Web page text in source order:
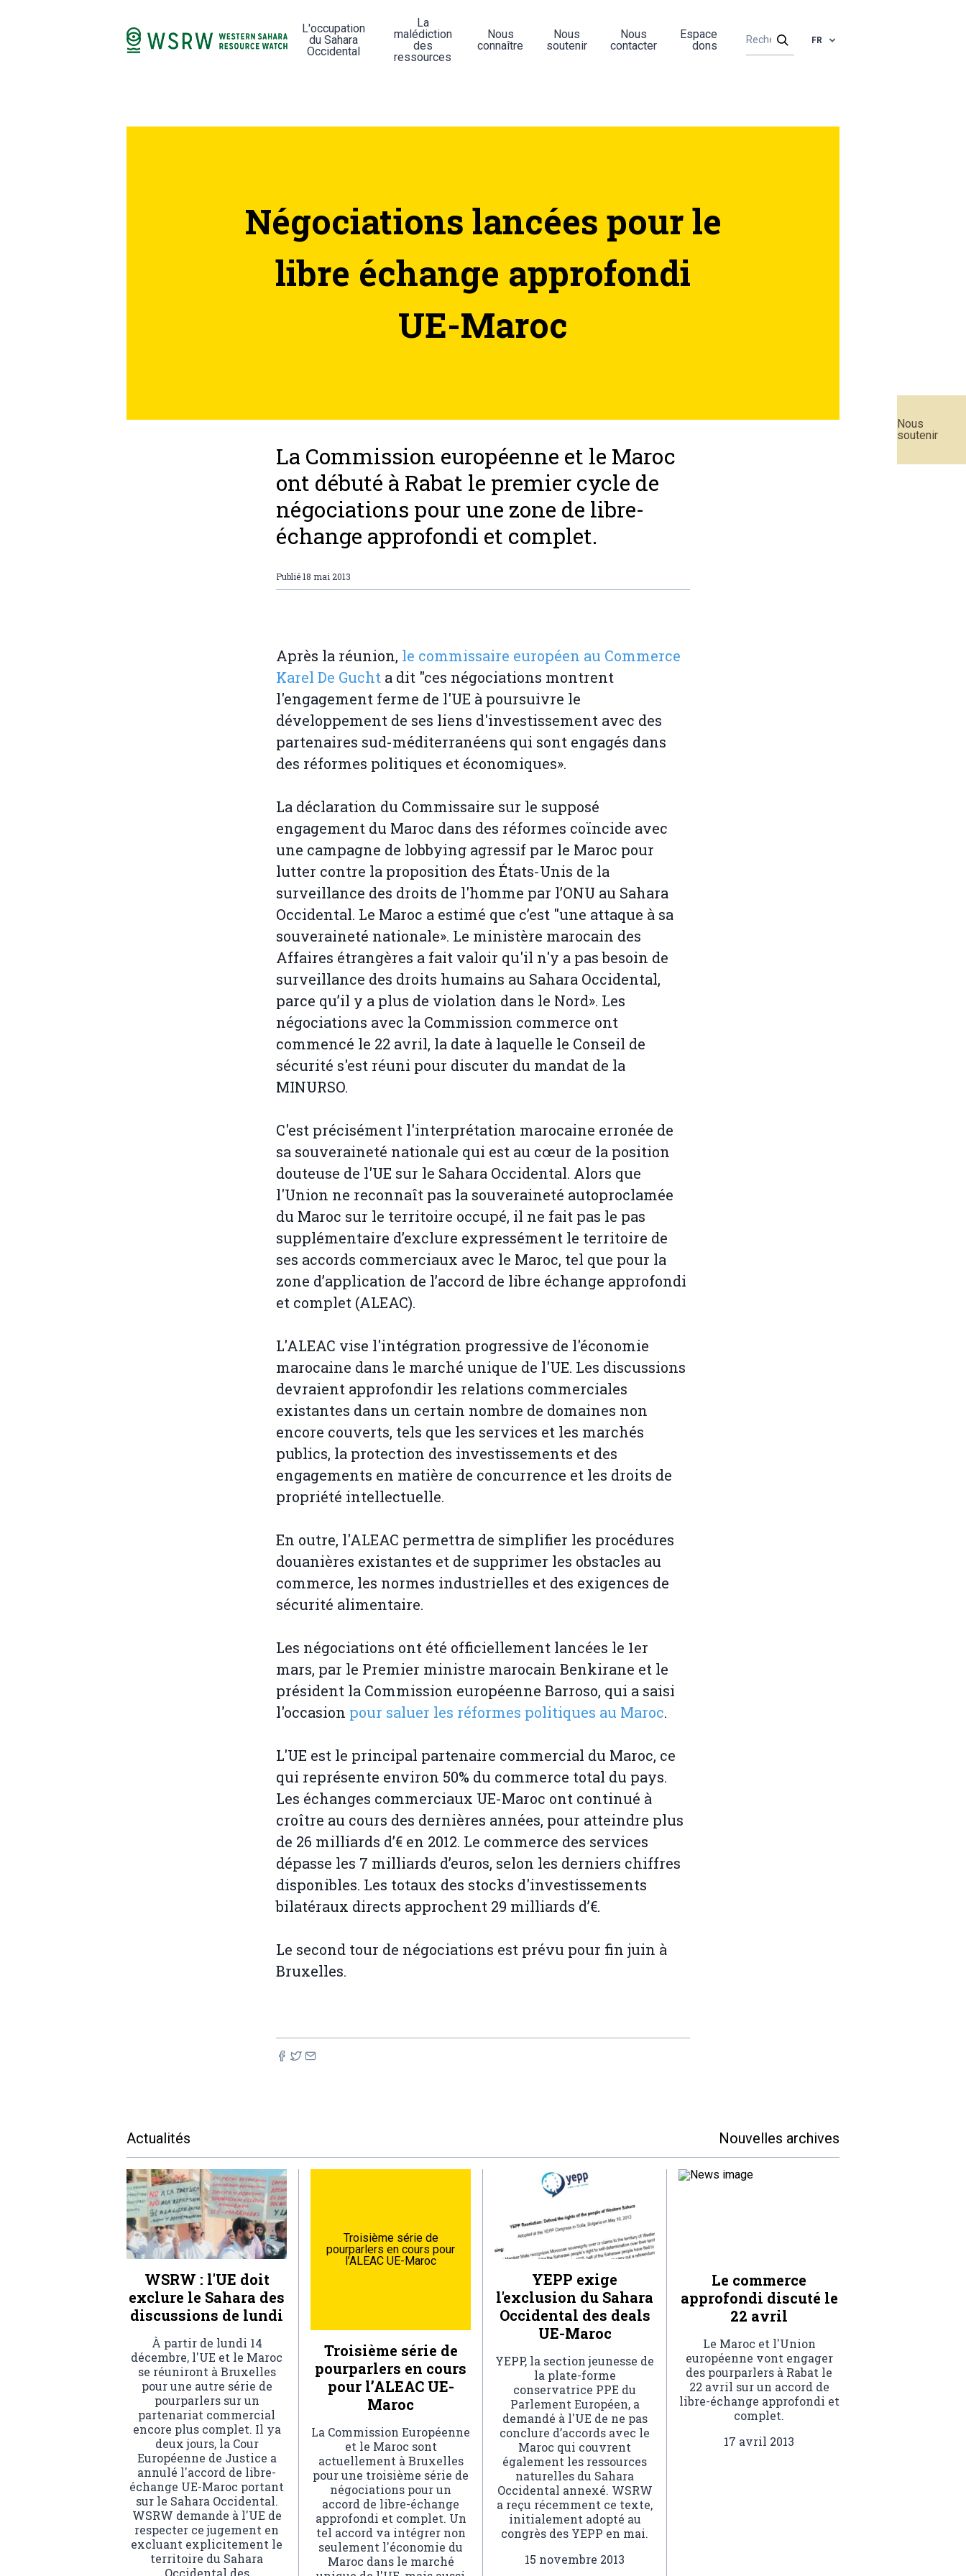
Nous
soutenir
L'occupation
du Sahara
Occidental
La
malédiction
des
ressources
Nous
connaître
Nous
soutenir
Nous
contacter
Espace
dons
FR
Négociations lancées pour le
libre échange approfondi
UE-Maroc
La Commission européenne et le Maroc
ont débuté à Rabat le premier cycle de
négociations pour une zone de libre-
échange approfondi et complet.
Publié18 mai 2013
Après la réunion, le commissaire européen au Commerce
Karel De Gucht a dit "ces négociations montrent
l'engagement ferme de l'UE à poursuivre le
développement de ses liens d'investissement avec des
partenaires sud-méditerranéens qui sont engagés dans
des réformes politiques et économiques».
La déclaration du Commissaire sur le supposé
engagement du Maroc dans des réformes coïncide avec
une campagne de lobbying agressif par le Maroc pour
lutter contre la proposition des États-Unis de la
surveillance des droits de l'homme par l’ONU au Sahara
Occidental. Le Maroc a estimé que c’est "une attaque à sa
souveraineté nationale». Le ministère marocain des
Affaires étrangères a fait valoir qu'il n'y a pas besoin de
surveillance des droits humains au Sahara Occidental,
parce qu’il y a plus de violation dans le Nord». Les
négociations avec la Commission commerce ont
commencé le 22 avril, la date à laquelle le Conseil de
sécurité s'est réuni pour discuter du mandat de la
MINURSO.
C'est précisément l'interprétation marocaine erronée de
sa souveraineté nationale qui est au cœur de la position
douteuse de l'UE sur le Sahara Occidental. Alors que
l'Union ne reconnaît pas la souveraineté autoproclamée
du Maroc sur le territoire occupé, il ne fait pas le pas
supplémentaire d’exclure expressément le territoire de
ses accords commerciaux avec le Maroc, tel que pour la
zone d’application de l’accord de libre échange approfondi
et complet (ALEAC).
L'ALEAC vise l'intégration progressive de l'économie
marocaine dans le marché unique de l'UE. Les discussions
devraient approfondir les relations commerciales
existantes dans un certain nombre de domaines non
encore couverts, tels que les services et les marchés
publics, la protection des investissements et des
engagements en matière de concurrence et les droits de
propriété intellectuelle.
En outre, l'ALEAC permettra de simplifier les procédures
douanières existantes et de supprimer les obstacles au
commerce, les normes industrielles et des exigences de
sécurité alimentaire.
Les négociations ont été officiellement lancées le 1er
mars, par le Premier ministre marocain Benkirane et le
président la Commission européenne Barroso, qui a saisi
l'occasion pour saluer les réformes politiques au Maroc.
L'UE est le principal partenaire commercial du Maroc, ce
qui représente environ 50% du commerce total du pays.
Les échanges commerciaux UE-Maroc ont continué à
croître au cours des dernières années, pour atteindre plus
de 26 milliards d’€ en 2012. Le commerce des services
dépasse les 7 milliards d’euros, selon les derniers chiffres
disponibles. Les totaux des stocks d'investissements
bilatéraux directs approchent 29 milliards d’€.
Le second tour de négociations est prévu pour fin juin à
Bruxelles.
Actualités Nouvelles archives
WSRW : l'UE doit
exclure le Sahara des
discussions de lundi
À partir de lundi 14
décembre, l'UE et le Maroc
se réuniront à Bruxelles
pour une autre série de
pourparlers sur un
partenariat commercial
encore plus complet. Il ya
deux jours, la Cour
Européenne de Justice a
annulé l'accord de libre-
échange UE-Maroc portant
sur le Sahara Occidental.
WSRW demande à l'UE de
respecter ce jugement en
excluant explicitement le
territoire du Sahara
Troisième série de
pourparlers en cours pour
l’ALEAC UE-Maroc
Troisième série de
pourparlers en cours
pour l’ALEAC UE-
Maroc
La Commission Européenne
et le Maroc sont
actuellement à Bruxelles
pour une troisième série de
négociations pour un
accord de libre-échange
approfondi et complet. Un
tel accord va intégrer non
seulement l'économie du
Maroc dans le marché
YEPP exige
l'exclusion du Sahara
Occidental des deals
UE-Maroc
YEPP, la section jeunesse de
la plate-forme
conservatrice PPE du
Parlement Européen, a
demandé à l'UE de ne pas
conclure d’accords avec le
Maroc qui couvrent
également les ressources
naturelles du Sahara
Occidental annexé. WSRW
a reçu récemment ce texte,
initialement adopté au
congrès des YEPP en mai.
15 novembre 2013
Le commerce
approfondi discuté le
22 avril
Le Maroc et l'Union
européenne vont engager
des pourparlers à Rabat le
22 avril sur un accord de
libre-échange approfondi et
complet.
17 avril 2013